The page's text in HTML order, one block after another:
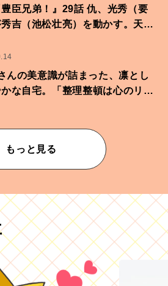
臣兄弟！』29話 仇、光秀（要
吉（池松壮亮）を動かす。天下
んの美意識が詰まった、凛とし
な自宅。「整理整頓は心のリズ
もっと見る